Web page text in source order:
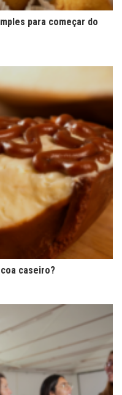
para começar do
caseiro?